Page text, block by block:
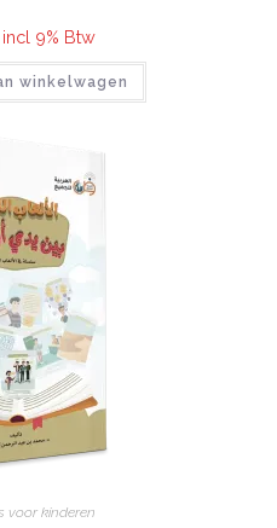
incl 9% Btw
winkelwagen
voor kinderen